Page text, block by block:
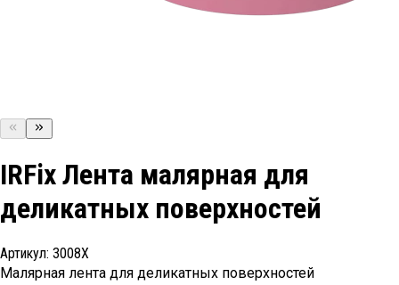
IRFix Лента малярная для
деликатных поверхностей
Артикул: 3008Х
Малярная лента для деликатных поверхностей